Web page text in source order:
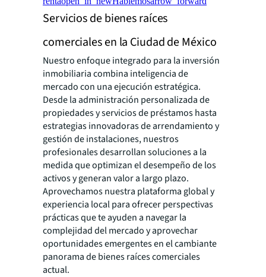
Servicios de bienes raíces
comerciales en la Ciudad de México
Nuestro enfoque integrado para la inversión
inmobiliaria combina inteligencia de
mercado con una ejecución estratégica.
Desde la administración personalizada de
propiedades y servicios de préstamos hasta
estrategias innovadoras de arrendamiento y
gestión de instalaciones, nuestros
profesionales desarrollan soluciones a la
medida que optimizan el desempeño de los
activos y generan valor a largo plazo.
Aprovechamos nuestra plataforma global y
experiencia local para ofrecer perspectivas
prácticas que te ayuden a navegar la
complejidad del mercado y aprovechar
oportunidades emergentes en el cambiante
panorama de bienes raíces comerciales
actual.